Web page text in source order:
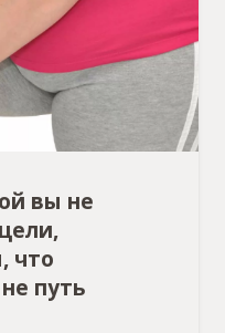
вы не
что
путь